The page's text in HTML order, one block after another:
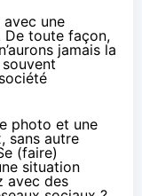
une
De toute façon,
jamais la
photo et une
sans autre
(faire)
situation
avec des